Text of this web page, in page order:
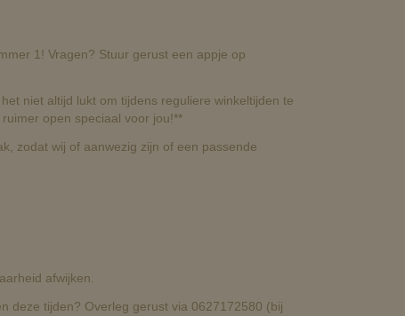
1! Vragen? Stuur gerust een appje op
niet altijd lukt om tijdens reguliere winkeltijden te
open speciaal voor jou!**
zodat wij of aanwezig zijn of een passende
afwijken.
deze tijden? Overleg gerust via 0627172580 (bij